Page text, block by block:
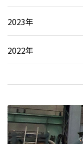
2023年
2022年